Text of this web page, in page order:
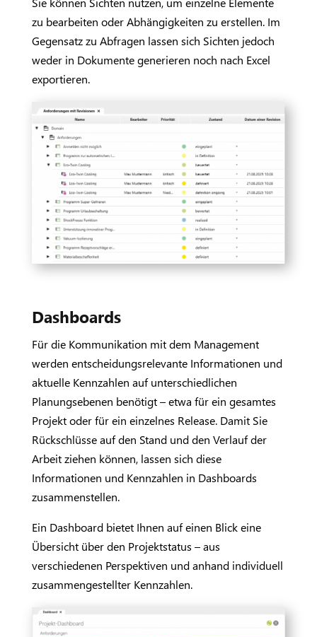
zu bearbeiten oder Abhängigkeiten zu erstellen. Im
Gegensatz zu Abfragen lassen sich Sichten jedoch
weder in Dokumente generieren noch nach Excel
exportieren.
Dashboards
Für die Kommunikation mit dem Management
werden entscheidungsrelevante Informationen und
aktuelle Kennzahlen auf unterschiedlichen
Planungsebenen benötigt – etwa für ein gesamtes
Projekt oder für ein einzelnes Release. Damit Sie
Rückschlüsse auf den Stand und den Verlauf der
Arbeit ziehen können, lassen sich diese
Informationen und Kennzahlen in Dashboards
zusammenstellen.
Ein Dashboard bietet Ihnen auf einen Blick eine
Übersicht über den Projektstatus – aus
verschiedenen Perspektiven und anhand individuell
zusammengestellter Kennzahlen.